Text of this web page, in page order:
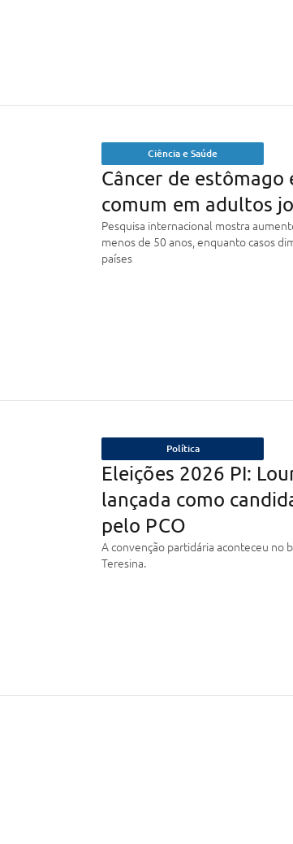
Ciência e Saúde
Câncer de estômago
comum em adultos
Pesquisa internacional mostra
menos de 50 anos, enquanto casos
países
Política
Eleições 2026 PI:
lançada como
pelo PCO
A convenção partidária aconteceu no
Teresina.